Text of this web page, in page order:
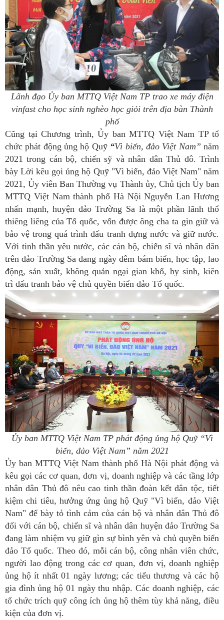
Lãnh đạo Ủy ban MTTQ Việt Nam TP trao xe máy điện
vinfast cho học sinh nghèo học giỏi trên địa bàn Thành
phố
Cũng tại Chương trình, Ủy ban MTTQ Việt Nam TP tổ
chức phát động ủng hộ Quỹ “Vì biển, đảo Việt Nam” năm
2021 trong cán bộ, chiến sỹ và nhân dân Thủ đô. Trình
bày Lời kêu gọi ủng hộ Quỹ "Vì biển, đảo Việt Nam" năm
2021, Ủy viên Ban Thường vụ Thành ủy, Chủ tịch Ủy ban
MTTQ Việt Nam thành phố Hà Nội Nguyễn Lan Hương
nhấn mạnh, huyện đảo Trường Sa là một phần lãnh thổ
thiêng liêng của Tổ quốc, vốn được ông cha ta gìn giữ và
bảo vệ trong quá trình đấu tranh dựng nước và giữ nước.
Với tinh thần yêu nước, các cán bộ, chiến sĩ và nhân dân
trên đảo Trường Sa đang ngày đêm bám biển, học tập, lao
động, sản xuất, không quản ngại gian khổ, hy sinh, kiên
trì đấu tranh bảo vệ chủ quyền biển đảo Tổ quốc.
Ủy ban MTTQ Việt Nam TP phát động ủng hộ Quỹ “Vì
biển, đảo Việt Nam” năm 2021
Ủy ban MTTQ Việt Nam thành phố Hà Nội phát động và
kêu gọi các cơ quan, đơn vị, doanh nghiệp và các tầng lớp
nhân dân Thủ đô nêu cao tinh thần đoàn kết dân tộc, tiết
kiệm chi tiêu, hưởng ứng ủng hộ Quỹ "Vì biển, đảo Việt
Nam" để bày tỏ tình cảm của cán bộ và nhân dân Thủ đô
đối với cán bộ, chiến sĩ và nhân dân huyện đảo Trường Sa
đang làm nhiệm vụ giữ gìn sự bình yên và chủ quyền biển
đảo Tổ quốc. Theo đó, mỗi cán bộ, công nhân viên chức,
người lao động trong các cơ quan, đơn vị, doanh nghiệp
ủng hộ ít nhất 01 ngày lương; các tiểu thương và các hộ
gia đình ủng hộ 01 ngày thu nhập. Các doanh nghiệp, các
tổ chức trích quỹ công ích ủng hộ thêm tùy khả năng, điều
kiện của đơn vị.